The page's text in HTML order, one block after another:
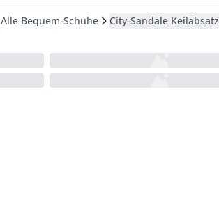
Alle Bequem-Schuhe City-Sandale Keilabsatz